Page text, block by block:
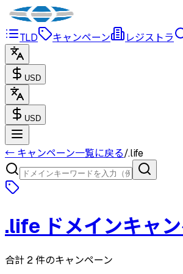
TLD キャンペーン レジストラ
USD
USD
← キャンペーン一覧に戻る/.life
.life ドメインキャ
合計 2 件のキャンペーン